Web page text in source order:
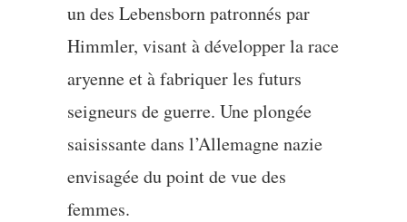
un des Lebensborn patronnés par
Himmler, visant à développer la race
aryenne et à fabriquer les futurs
seigneurs de guerre. Une plongée
saisissante dans l’Allemagne nazie
envisagée du point de vue des
femmes.